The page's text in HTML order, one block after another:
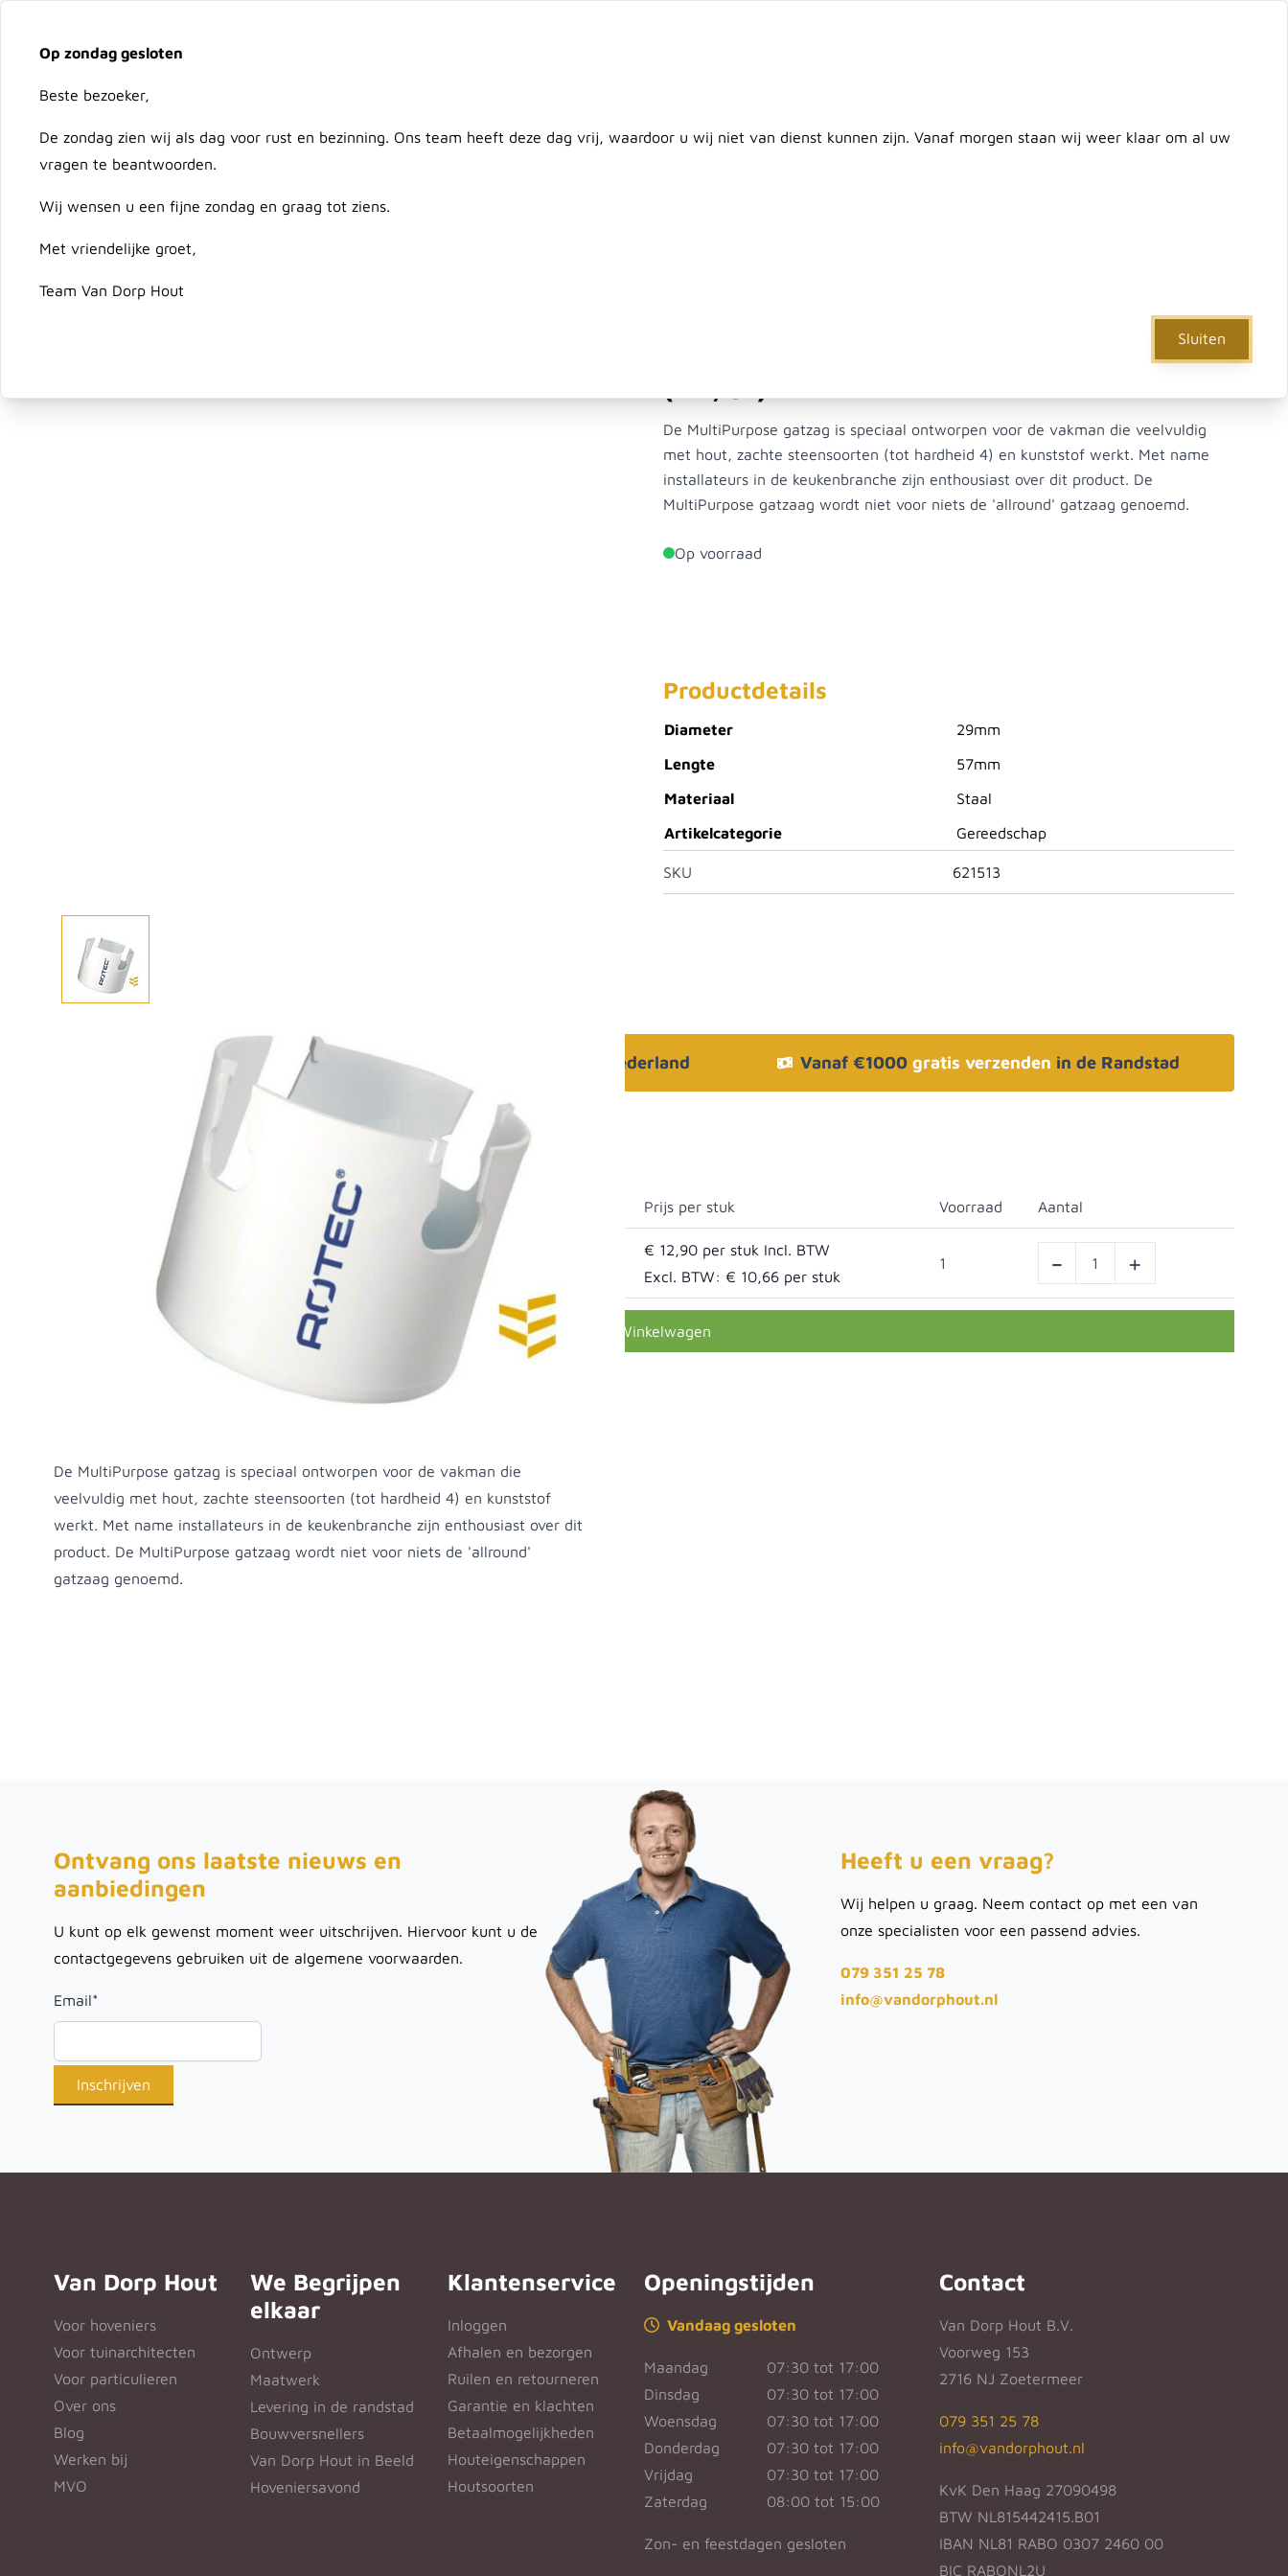
Op zondag gesloten
Beste bezoeker,
De zondag zien wij als dag voor rust en bezinning. Ons team heeft deze dag vrij, waardoor u wij niet van dienst kunnen zijn. Vanaf morgen staan wij weer klaar om al uw
vragen te beantwoorden.
Wij wensen u een fijne zondag en graag tot ziens.
Met vriendelijke groet,
Team Van Dorp Hout
Sluiten
Ga naar de inhoud
Hout Composiet & Kunststof Schutting & Deuren
Multipurpose gatzaag tmax=57 29 mm
De MultiPurpose gatzag is speciaal ontworpen voor de vakman die veelvuldig
met hout, zachte steensoorten (tot hardheid 4) en kunststof werkt. Met name
installateurs in de keukenbranche zijn enthousiast over dit product. De
MultiPurpose gatzaag wordt niet voor niets de 'allround' gatzaag genoemd.
Op voorraad
Productdetails
Diameter
29mm
Lengte
57mm
Materiaal
Staal
Artikelcategorie
Gereedschap
SKU 621513
Afhalen? Kom gerust langs Bezorgen in heel Nederland Vanaf €1000 gratis verzenden in de Randstad
Selecteer afmetingen
Selecteer de gewenste afmetingen Prijs per stuk Voorraad Aantal
Multipurpose gatzaag tmax=57 29 mm (1-1/8")
€ 12,90
Excl. BTW: € 10,66
1 - +
In Winkelwagen
De MultiPurpose gatzag is speciaal ontworpen voor de vakman die
veelvuldig met hout, zachte steensoorten (tot hardheid 4) en kunststof
werkt. Met name installateurs in de keukenbranche zijn enthousiast over dit
product. De MultiPurpose gatzaag wordt niet voor niets de 'allround'
gatzaag genoemd.
Ontvang ons laatste nieuws en
aanbiedingen
U kunt op elk gewenst moment weer uitschrijven. Hiervoor kunt u de
contactgegevens gebruiken uit de algemene voorwaarden.
Email*
Heeft u een vraag?
Wij helpen u graag. Neem contact op met een van
onze specialisten voor een passend advies.
079 351 25 78
info@vandorphout.nl
Van Dorp Hout
Voor hoveniers
Voor tuinarchitecten
Voor particulieren
Over ons
Blog
Werken bij
MVO
We Begrijpen
elkaar
Ontwerp
Maatwerk
Levering in de randstad
Bouwversnellers
Van Dorp Hout in Beeld
Hoveniersavond
Klantenservice
Inloggen
Afhalen en bezorgen
Ruilen en retourneren
Garantie en klachten
Betaalmogelijkheden
Houteigenschappen
Houtsoorten
Openingstijden
Vandaag gesloten
Maandag
07:30 tot 17:00
Dinsdag
07:30 tot 17:00
Woensdag
07:30 tot 17:00
Donderdag
07:30 tot 17:00
Vrijdag
07:30 tot 17:00
Zaterdag
08:00 tot 15:00
Zon- en feestdagen gesloten
Contact
Van Dorp Hout B.V.
Voorweg 153
2716 NJ Zoetermeer
079 351 25 78
info@vandorphout.nl
KvK Den Haag 27090498
BTW NL815442415.B01
IBAN NL81 RABO 0307 2460 00
BIC RABONL2U